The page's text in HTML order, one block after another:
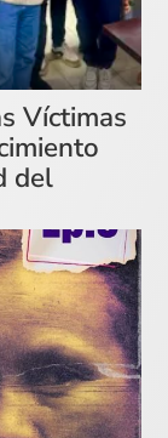
Víctimas
del